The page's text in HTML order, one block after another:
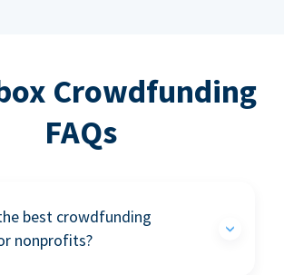
Crowdfunding
FAQs
best crowdfunding
nonprofits?